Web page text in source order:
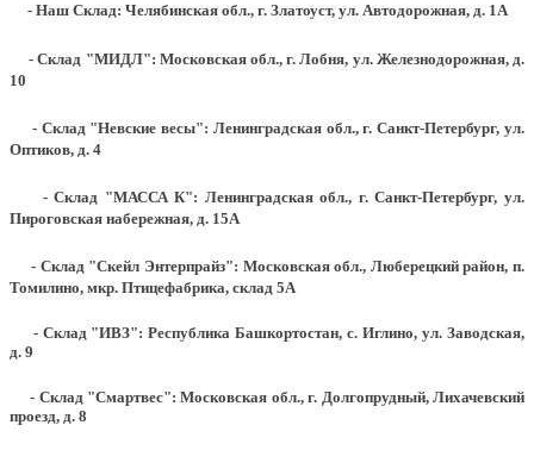
- Наш Склад: Челябинская обл., г. Златоуст, ул. Автодорожная, д. 1А
- Склад "МИДЛ": Московская обл., г. Лобня, ул. Железнодорожная, д.
10
- Склад "Невские весы": Ленинградская обл., г. Санкт-Петербург, ул.
Оптиков, д. 4
- Склад "МАССА К": Ленинградская обл., г. Санкт-Петербург, ул.
Пироговская набережная, д. 15А
- Склад "Скейл Энтерпрайз": Московская обл., Люберецкий район, п.
Томилино, мкр. Птицефабрика, склад 5А
- Склад "ИВЗ": Республика Башкортостан, с. Иглино, ул. Заводская,
д. 9
- Склад "Смартвес":Московская обл., г. Долгопрудный, Лихачевский
проезд, д. 8